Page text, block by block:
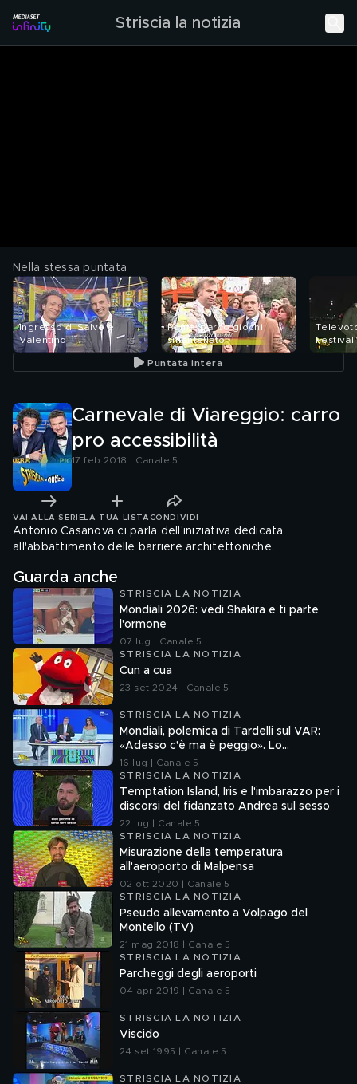
Striscia la notizia
Nella stessa puntata
Ingresso di Salvo e
Valentino
Roma, parco giochi
smantellato
Festival
Puntata intera
Carnevale di Viareggio: carro
pro accessibilità
17 feb 2018 | Canale 5
VAI ALLA SERIE LA TUA LISTA CONDIVIDI
Antonio Casanova ci parla dell'iniziativa dedicata
all'abbattimento delle barriere architettoniche.
Guarda anche
STRISCIA LA NOTIZIA
Mondiali 2026: vedi Shakira e ti parte
l'ormone
07 lug | Canale 5
STRISCIA LA NOTIZIA
Cun a cua
23 set 2024 | Canale 5
STRISCIA LA NOTIZIA
Mondiali, polemica di Tardelli sul VAR:
«Adesso c'è ma è peggio». Lo
scappellotto di Bellingham a Barco
16 lug | Canale 5
STRISCIA LA NOTIZIA
Temptation Island, Iris e l'imbarazzo per i
discorsi del fidanzato Andrea sul sesso
22 lug | Canale 5
STRISCIA LA NOTIZIA
Misurazione della temperatura
all'aeroporto di Malpensa
02 ott 2020 | Canale 5
STRISCIA LA NOTIZIA
Pseudo allevamento a Volpago del
Montello (TV)
21 mag 2018 | Canale 5
STRISCIA LA NOTIZIA
Parcheggi degli aeroporti
04 apr 2019 | Canale 5
STRISCIA LA NOTIZIA
Viscido
24 set 1995 | Canale 5
STRISCIA LA NOTIZIA